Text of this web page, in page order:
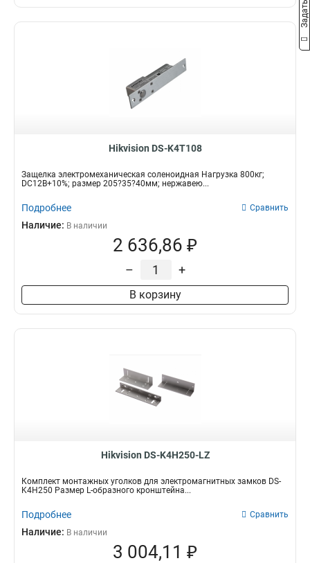
Hikvision DS-K4T108
Защелка электромеханическая соленоидная Нагрузка 800кг;
DC12В+10%; размер 205?35?40мм; нержавею...
Подробнее Сравнить
Наличие: В наличии
2 636,86 ₽
– +
В корзину
Hikvision DS-K4H250-LZ
Комплект монтажных уголков для электромагнитных замков DS-
K4H250 Размер L-образного кронштейна...
Подробнее Сравнить
Наличие: В наличии
3 004,11 ₽